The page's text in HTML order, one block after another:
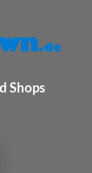
Shops